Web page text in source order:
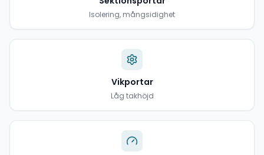
Isolering, mångsidighet
Vikportar
Låg takhöjd